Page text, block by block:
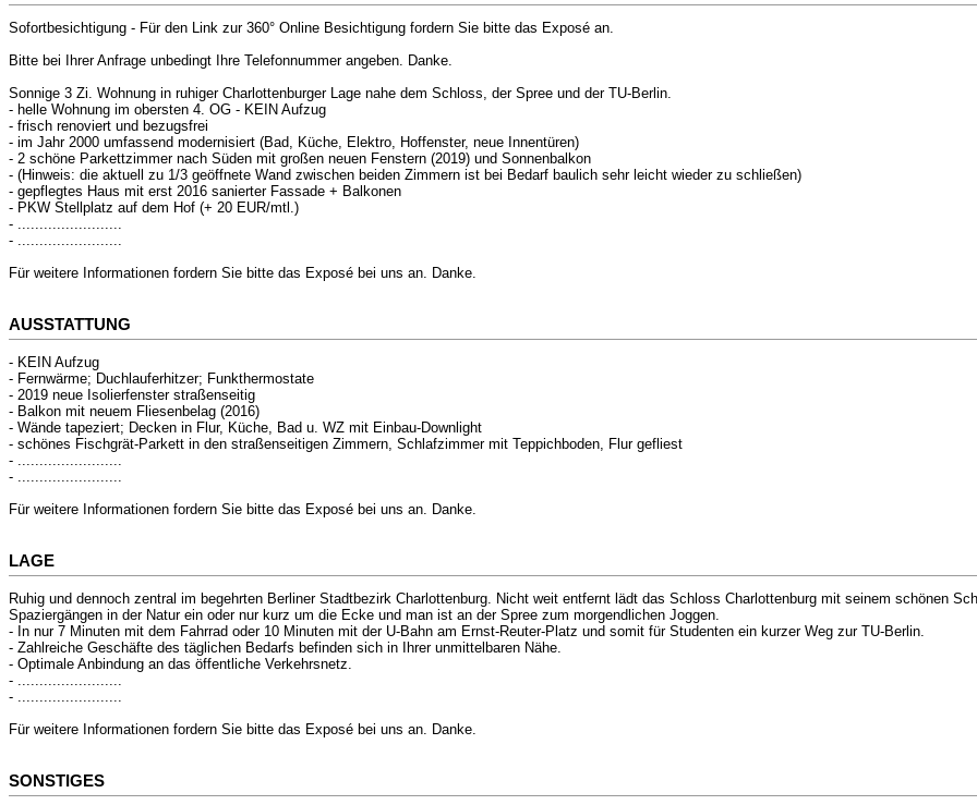
Sofortbesichtigung - Für den Link zur 360° Online Besichtigung fordern Sie bitte das Exposé an.
Bitte bei Ihrer Anfrage unbedingt Ihre Telefonnummer angeben. Danke.
Sonnige 3 Zi. Wohnung in ruhiger Charlottenburger Lage nahe dem Schloss, der Spree und der TU-Berlin.
- helle Wohnung im obersten 4. OG - KEIN Aufzug
- frisch renoviert und bezugsfrei
- im Jahr 2000 umfassend modernisiert (Bad, Küche, Elektro, Hoffenster, neue Innentüren)
- 2 schöne Parkettzimmer nach Süden mit großen neuen Fenstern (2019) und Sonnenbalkon
- (Hinweis: die aktuell zu 1/3 geöffnete Wand zwischen beiden Zimmern ist bei Bedarf baulich sehr leicht wieder zu schließen)
- gepflegtes Haus mit erst 2016 sanierter Fassade + Balkonen
- PKW Stellplatz auf dem Hof (+ 20 EUR/mtl.)
- ........................
- ........................
Für weitere Informationen fordern Sie bitte das Exposé bei uns an. Danke.
AUSSTATTUNG
- KEIN Aufzug
- Fernwärme; Duchlauferhitzer; Funkthermostate
- 2019 neue Isolierfenster straßenseitig
- Balkon mit neuem Fliesenbelag (2016)
- Wände tapeziert; Decken in Flur, Küche, Bad u. WZ mit Einbau-Downlight
- schönes Fischgrät-Parkett in den straßenseitigen Zimmern, Schlafzimmer mit Teppichboden, Flur gefliest
- ........................
- ........................
Für weitere Informationen fordern Sie bitte das Exposé bei uns an. Danke.
LAGE
Ruhig und dennoch zentral im begehrten Berliner Stadtbezirk Charlottenburg. Nicht weit entfernt lädt das Schloss Charlottenburg mit seinem schönen
Spaziergängen in der Natur ein oder nur kurz um die Ecke und man ist an der Spree zum morgendlichen Joggen.
- In nur 7 Minuten mit dem Fahrrad oder 10 Minuten mit der U-Bahn am Ernst-Reuter-Platz und somit für Studenten ein kurzer Weg zur TU-Berlin.
- Zahlreiche Geschäfte des täglichen Bedarfs befinden sich in Ihrer unmittelbaren Nähe.
- Optimale Anbindung an das öffentliche Verkehrsnetz.
- ........................
- ........................
Für weitere Informationen fordern Sie bitte das Exposé bei uns an. Danke.
SONSTIGES